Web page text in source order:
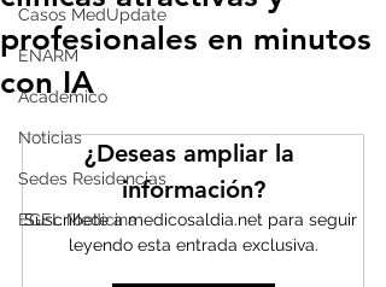
Casos MedUpdate
ENARM
Académico
Noticias
Sedes Residencias
EGEL Medicina
profesionales en minutos
con IA
¿Deseas ampliar la
información?
Suscríbete a medicosaldia.net para seguir
leyendo esta entrada exclusiva.